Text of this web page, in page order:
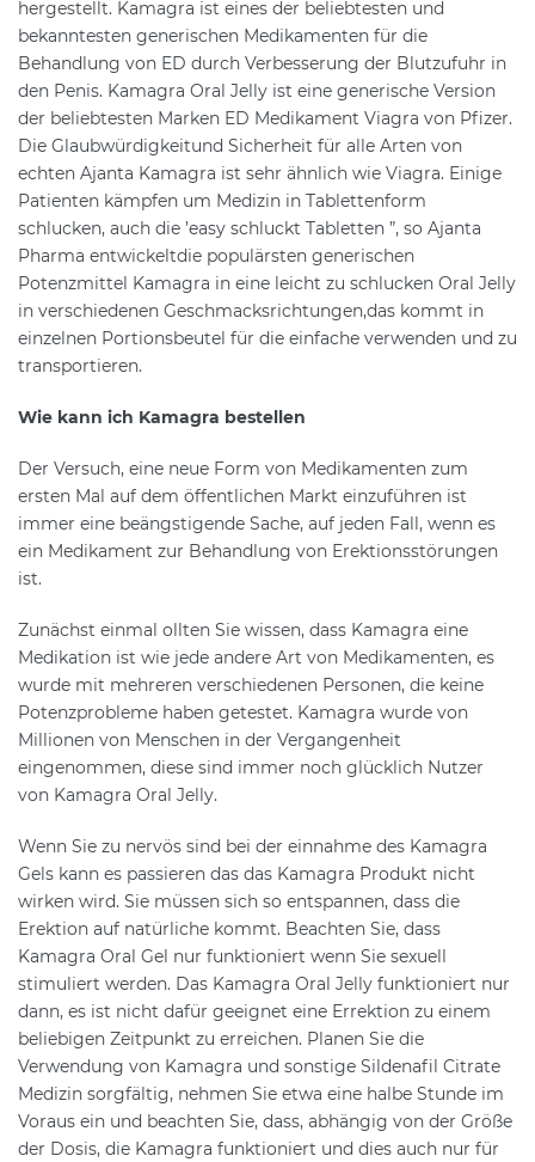
hergestellt. Kamagra ist eines der beliebtesten und
bekanntesten generischen Medikamenten für die
Behandlung von ED durch Verbesserung der Blutzufuhr in
den Penis. Kamagra Oral Jelly ist eine generische Version
der beliebtesten Marken ED Medikament Viagra von Pfizer.
Die Glaubwürdigkeitund Sicherheit für alle Arten von
echten Ajanta Kamagra ist sehr ähnlich wie Viagra. Einige
Patienten kämpfen um Medizin in Tablettenform
schlucken, auch die ’easy schluckt Tabletten ”, so Ajanta
Pharma entwickeltdie populärsten generischen
Potenzmittel Kamagra in eine leicht zu schlucken Oral Jelly
in verschiedenen Geschmacksrichtungen,das kommt in
einzelnen Portionsbeutel für die einfache verwenden und zu
transportieren.
Wie kann ich Kamagra bestellen
Der Versuch, eine neue Form von Medikamenten zum
ersten Mal auf dem öffentlichen Markt einzuführen ist
immer eine beängstigende Sache, auf jeden Fall, wenn es
ein Medikament zur Behandlung von Erektionsstörungen
ist.
Zunächst einmal ollten Sie wissen, dass Kamagra eine
Medikation ist wie jede andere Art von Medikamenten, es
wurde mit mehreren verschiedenen Personen, die keine
Potenzprobleme haben getestet. Kamagra wurde von
Millionen von Menschen in der Vergangenheit
eingenommen, diese sind immer noch glücklich Nutzer
von Kamagra Oral Jelly.
Wenn Sie zu nervös sind bei der einnahme des Kamagra
Gels kann es passieren das das Kamagra Produkt nicht
wirken wird. Sie müssen sich so entspannen, dass die
Erektion auf natürliche kommt. Beachten Sie, dass
Kamagra Oral Gel nur funktioniert wenn Sie sexuell
stimuliert werden. Das Kamagra Oral Jelly funktioniert nur
dann, es ist nicht dafür geeignet eine Errektion zu einem
beliebigen Zeitpunkt zu erreichen. Planen Sie die
Verwendung von Kamagra und sonstige Sildenafil Citrate
Medizin sorgfältig, nehmen Sie etwa eine halbe Stunde im
Voraus ein und beachten Sie, dass, abhängig von der Größe
der Dosis, die Kamagra funktioniert und dies auch nur für